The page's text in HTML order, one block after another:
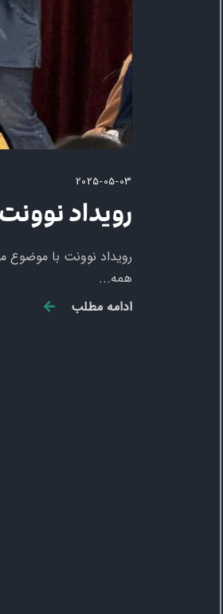
2025-05-03
رویداد
رویداد نوونت با موضوع
همه...
ادامه مطلب